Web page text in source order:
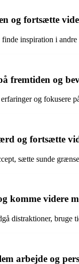
og fortsætte
inspiration i
fremtiden og
og
og fortsætte
sætte sunde
videre
distraktioner,
arbejde og